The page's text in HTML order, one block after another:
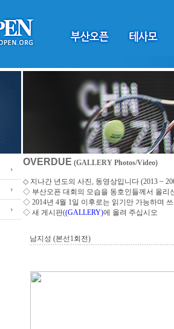
OVERDUE (GALLERY Photos/Video)
◇ 지나간 년도의 사진, 동영상입니다 (2013 ~
◇ 부산오픈 대회의 모습을 동호인들께서 올리
◇ 2014년 4월 1일 이후로는 읽기만 가능하며
◇ 새 게시판((GALLERY)에 올려 주십시오
남지성 (본선1회전)